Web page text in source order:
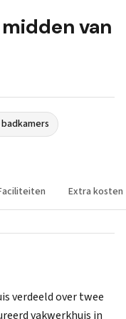
van
badkamers
Extra kosten
verdeeld over twee
vakwerkhuis in